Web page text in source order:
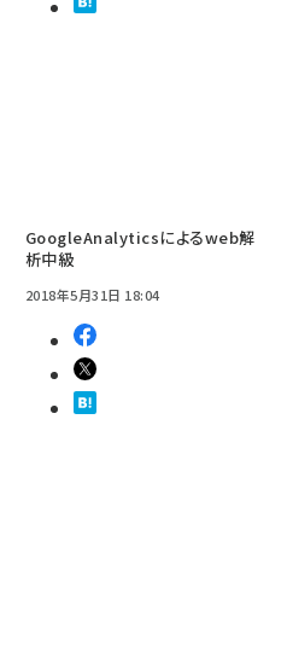
GoogleAnalyticsによるweb解
析中級
2018年5月31日 18:04